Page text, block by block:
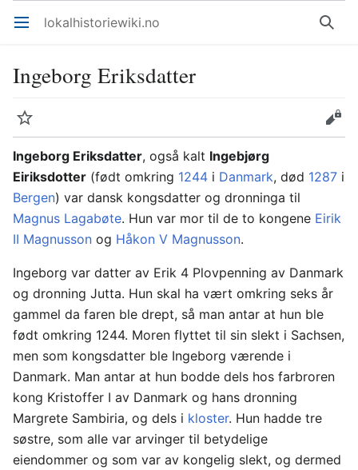
Åpne hovedmenyen lokalhistoriewiki.no Søk
Ingeborg Eriksdatter
Overvåk
Rediger
Ingeborg Eriksdatter, også kalt Ingebjørg
Eiriksdotter (født omkring 1244 i Danmark, død 1287 i
Bergen) var dansk kongsdatter og dronninga til
Magnus Lagabøte. Hun var mor til de to kongene Eirik
II Magnusson og Håkon V Magnusson.
Ingeborg var datter av Erik 4 Plovpenning av Danmark
og dronning Jutta. Hun skal ha vært omkring seks år
gammel da faren ble drept, så man antar at hun ble
født omkring 1244. Moren flyttet til sin slekt i Sachsen,
men som kongsdatter ble Ingeborg værende i
Danmark. Man antar at hun bodde dels hos farbroren
kong Kristoffer I av Danmark og hans dronning
Margrete Sambiria, og dels i kloster. Hun hadde tre
søstre, som alle var arvinger til betydelige
eiendommer og som var av kongelig slekt, og dermed